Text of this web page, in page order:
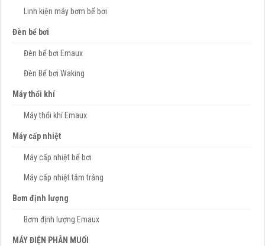
Linh kiện máy bơm bể bơi
Đèn bể bơi
Đèn bể bơi Emaux
Đèn Bể bơi Waking
Máy thổi khí
Máy thổi khí Emaux
Máy cấp nhiệt
Máy cấp nhiệt bể bơi
Máy cấp nhiệt tắm tráng
Bơm định lượng
Bơm định lượng Emaux
MÁY ĐIỆN PHÂN MUỐI